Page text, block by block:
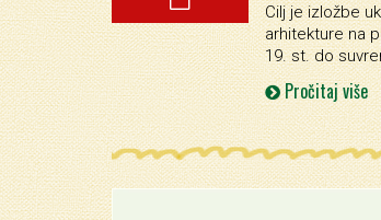
Cilj je izložbe
arhitekture na
19. st. do
Pročitaj više